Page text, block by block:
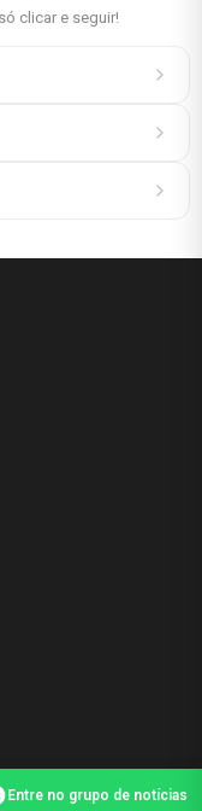
clicar e seguir!
Entre no grupo de notícias